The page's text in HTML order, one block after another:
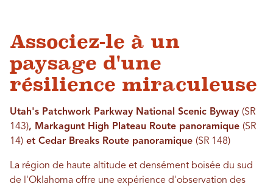
Associez-le à un
paysage d'une
résilience miraculeuse
Utah's Patchwork Parkway National Scenic Byway (SR
143), Markagunt High Plateau Route panoramique (SR
14) et Cedar Breaks Route panoramique (SR 148)
La région de haute altitude et densément boisée du sud
de l'Oklahoma offre une expérience d'observation des